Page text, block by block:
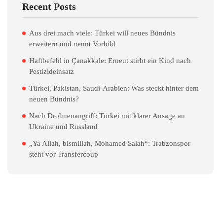
Recent Posts
Aus drei mach viele: Türkei will neues Bündnis
erweitern und nennt Vorbild
Haftbefehl in Çanakkale: Erneut stirbt ein Kind nach
Pestizideinsatz
Türkei, Pakistan, Saudi-Arabien: Was steckt hinter dem
neuen Bündnis?
Nach Drohnenangriff: Türkei mit klarer Ansage an
Ukraine und Russland
„Ya Allah, bismillah, Mohamed Salah“: Trabzonspor
steht vor Transfercoup